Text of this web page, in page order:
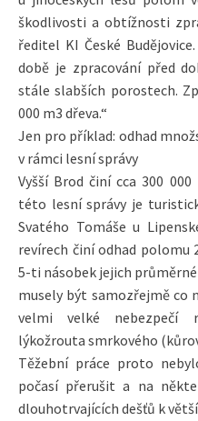
škodlivosti a obtížnosti
ředitel KI České
době je zpracování před
stále slabších porostech.
000 m3 dřeva.“
Jen pro příklad: odhad
v rámci lesní správy
Vyšší Brod činí cca 300
této lesní správy je
Svatého Tomáše u
revírech činí odhad polomu
5-ti násobek jejich
musely být samozřejmě co
velmi velké nebezpečí
lýkožrouta smrkového
Těžební práce proto
počasí přerušit a na
dlouhotrvajících dešťů k